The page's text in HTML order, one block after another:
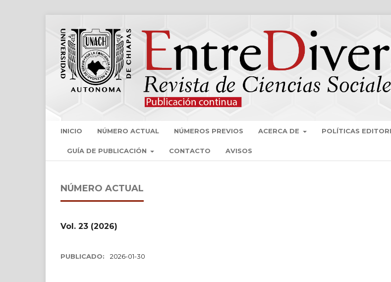
INICIO NÚMERO ACTUAL NÚMEROS PREVIOS ACERCA DE POLÍTICAS
GUÍA DE PUBLICACIÓN CONTACTO AVISOS
NÚMERO ACTUAL
Vol. 23 (2026)
PUBLICADO: 2026-01-30